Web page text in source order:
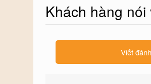
Tinh chất hồng sâm giúp bổ
Thành phần Saponin trong tinh
streptozotocin là nguyên nhân
Khách hàng
Viết